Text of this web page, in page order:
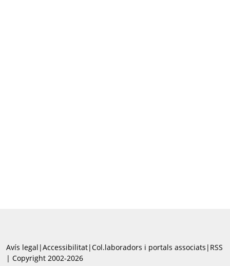
Avís legal |Accessibilitat|Col.laboradors i portals associats | RSS
| Copyright 2002-2026